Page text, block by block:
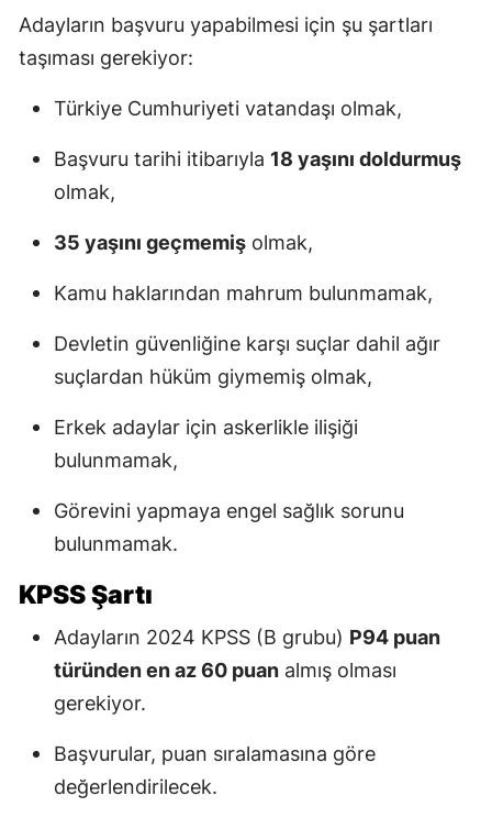
Adayların başvuru yapabilmesi için şu şartları
taşıması gerekiyor:
Türkiye Cumhuriyeti vatandaşı olmak,
Başvuru tarihi itibarıyla 18 yaşını doldurmuş
olmak,
35 yaşını geçmemiş olmak,
Kamu haklarından mahrum bulunmamak,
Devletin güvenliğine karşı suçlar dahil ağır
suçlardan hüküm giymemiş olmak,
Erkek adaylar için askerlikle ilişiği
bulunmamak,
Görevini yapmaya engel sağlık sorunu
bulunmamak.
KPSS Şartı
Adayların 2024 KPSS (B grubu) P94 puan
türünden en az 60 puan almış olması
gerekiyor.
Başvurular, puan sıralamasına göre
değerlendirilecek.